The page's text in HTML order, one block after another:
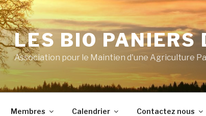
LES BIO PANIERS
Association pour le Maintien d'une Agriculture
Membres Calendrier Contactez nous